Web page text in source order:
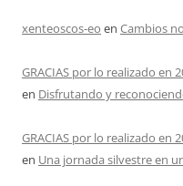
xenteoscos-eo en Cambios
GRACIAS por lo realizado en
en Disfrutando y
GRACIAS por lo realizado en
en Una jornada silvestre en